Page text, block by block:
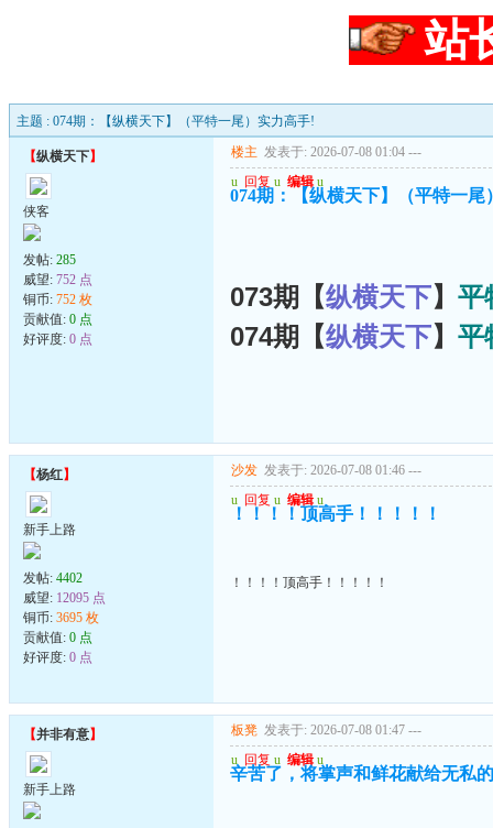
站
主题 : 074期：【纵横天下】（平特一尾）实力高手!
【纵横天下】
侠客
发帖: 285
威望: 752 点
铜币: 752 枚
贡献值: 0 点
好评度: 0 点
楼主 发表于: 2026-07-08 01:04 ---
u 回复 u 编辑 u
074期：【纵横天下】（平特一尾
073期【纵横天下】 平
074期【纵横天下】 平
【杨红】
新手上路
发帖: 4402
威望: 12095 点
铜币: 3695 枚
贡献值: 0 点
好评度: 0 点
沙发 发表于: 2026-07-08 01:46 ---
u 回复 u 编辑 u
！！！！顶高手！！！！！
！！！！顶高手！！！！！
【并非有意】
新手上路
板凳 发表于: 2026-07-08 01:47 ---
u 回复 u 编辑 u
辛苦了，将掌声和鲜花献给无私